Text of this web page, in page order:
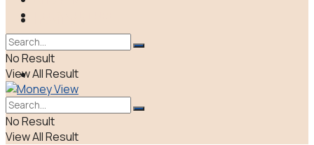
ΕΛΛΑΔΑ
ΑΠΟΨΕΙΣ
LIFE & CULTURE
No Result
View All Result
No Result
View All Result